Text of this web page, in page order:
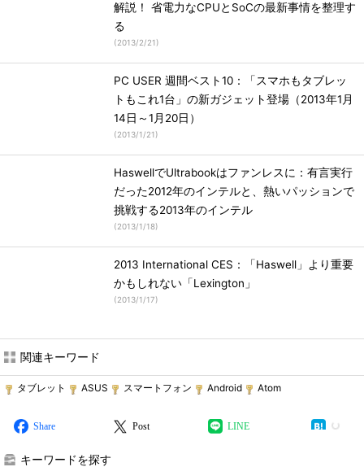
解説！ 省電力なCPUとSoCの最新事情を整理す
る
(2013/2/21)
PC USER 週間ベスト10：「スマホもタブレッ
トもこれ1台」の新ガジェット登場（2013年1月
14日～1月20日）
(2013/1/21)
HaswellでUltrabookはファンレスに：有言実行
だった2012年のインテルと、熱いパッションで
挑戦する2013年のインテル
(2013/1/18)
2013 International CES：「Haswell」より重要
かもしれない「Lexington」
(2013/1/17)
関連キーワード
タブレット ASUS スマートフォン Android Atom
Share Post LINE
キーワードを探す